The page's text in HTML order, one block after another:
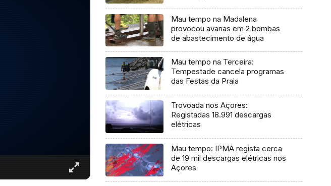
Mau tempo na Madalena
provocou avarias em 2 bombas
de abastecimento de água
Mau tempo na Terceira:
Tempestade cancela programas
das Festas da Praia
Trovoada nos Açores:
Registadas 18.991 descargas
elétricas
Mau tempo: IPMA regista cerca
de 19 mil descargas elétricas nos
Açores